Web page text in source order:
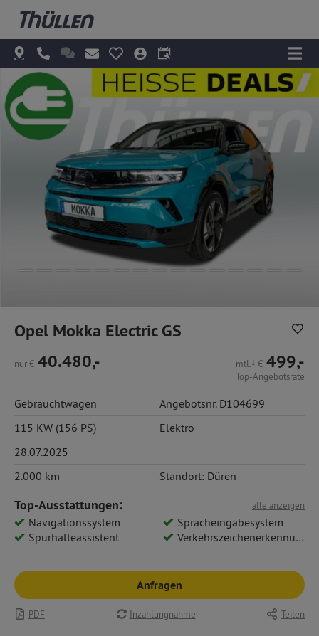
Opel Mokka Electric GS
nur€ 40.480,- mtl.1 € 499,-
Top-Angebotsrate
Gebrauchtwagen
Angebotsnr. D104699
115 KW (156 PS)
Elektro
28.07.2025
2.000 km
Standort: Düren
alle anzeigen
Top-Ausstattungen:
Navigationssystem
Spracheingabesystem
Spurhalteassistent
Verkehrszeichenerkennung
Anfragen
PDF Inzahlungnahme Teilen